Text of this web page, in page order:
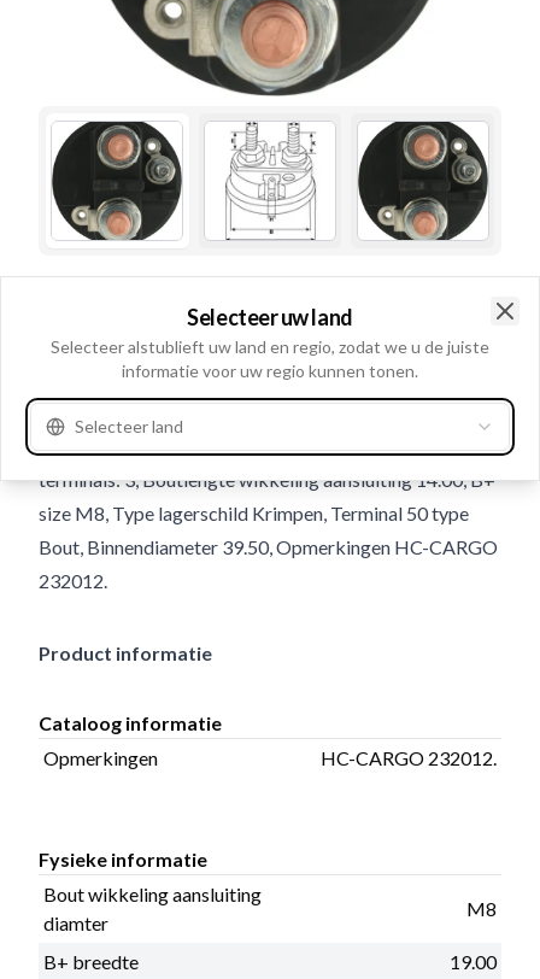
Details en beschrijving
Bout wikkeling aansluiting diamter M8, B+ breedte
19.00, Aansluiting 50 (met/h) 13.00, Buitendiameter
51.50, Terminal 50 size M5/13.00, B+ type: Bout, Aantal
terminals: 3, Boutlengte wikkeling aansluiting 14.00, B+
size M8, Type lagerschild Krimpen, Terminal 50 type
Bout, Binnendiameter 39.50, Opmerkingen HC-CARGO
232012.
Product informatie
Cataloog informatie
Opmerkingen
HC-CARGO 232012.
Fysieke informatie
Bout wikkeling aansluiting
diamter
M8
B+ breedte
19.00
Selecteer uw land
Selecteer alstublieft uw land en regio, zodat we u de juiste
informatie voor uw regio kunnen tonen.
Selecteer land